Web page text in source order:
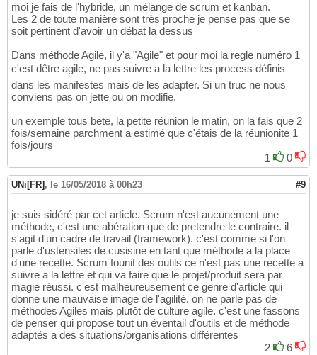
moi je fais de l'hybride, un mélange de scrum et kanban.
Les 2 de toute manière sont très proche je pense pas que se
soit pertinent d'avoir un débat la dessus
Dans méthode Agile, il y'a "Agile" et pour moi la regle numéro 1
c'est dêtre agile, ne pas suivre a la lettre les process définis
dans les manifestes mais de les adapter. Si un truc ne nous
conviens pas on jette ou on modifie.
un exemple tous bete, la petite réunion le matin, on la fais que 2
fois/semaine parchment a estimé que c'étais de la réunionite 1
fois/jours
1
0
UNi[FR] , le 16/05/2018 à 00h23 #9
je suis sidéré par cet article. Scrum n'est aucunement une
méthode, c'est une abération que de pretendre le contraire. il
s'agit d'un cadre de travail (framework). c'est comme si l'on
parle d'ustensiles de cusisine en tant que méthode a la place
d'une recette. Scrum founit des outils ce n'est pas une recette a
suivre a la lettre et qui va faire que le projet/produit sera par
magie réussi. c'est malheureusement ce genre d'article qui
donne une mauvaise image de l'agilité. on ne parle pas de
méthodes Agiles mais plutôt de culture agile. c'est une fassons
de penser qui propose tout un éventail d'outils et de méthode
adaptés a des situations/organisations différentes
2
6